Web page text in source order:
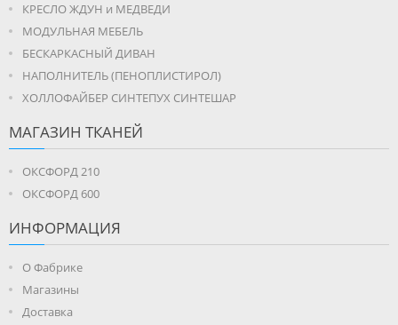
КРЕСЛО ЖДУН и МЕДВЕДИ
МОДУЛЬНАЯ МЕБЕЛЬ
БЕСКАРКАСНЫЙ ДИВАН
НАПОЛНИТЕЛЬ (ПЕНОПЛИСТИРОЛ)
ХОЛЛОФАЙБЕР СИНТЕПУХ СИНТЕШАР
МАГАЗИН ТКАНЕЙ
ОКСФОРД 210
ОКСФОРД 600
ИНФОРМАЦИЯ
О Фабрике
Магазины
Доставка